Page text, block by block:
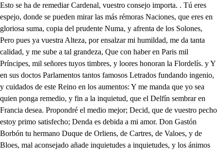
Esto se ha de remediar Cardenal, vuestro consejo importa. . Tú eres espejo, donde se pueden mirar las más rémoras Naciones, que eres en gloriosa suma, copia del prudente Numa, y afrenta de los Solones, Pero pues ya vuestra Alteza, por ensalzar mi humildad, me da tanta calidad, y me sube a tal grandeza, Que con haber en Paris mil Príncipes, mil señores tuyos timbres, y loores honoran la Flordelís. y Y en sus doctos Parlamentos tantos famosos Letrados fundando ingenio, y cuidados de este Reino en los aumentos: Y me manda que yo sea quien ponga remedio, y fin a la inquietud, que el Delfín sembrar en Francia desea. Propondré el medio mejor; Decid, que de vuestro pecho estoy primo satisfecho; Denda es debida a mi amor. Don Gastón Borbón tu hermano Duque de Orliens, de Cartres, de Valoes, y de Bloes, mal aconsejado añade inquietudes a inquietudes, y los ánimos leales de los señores de Francia con mil promesas combate. Da por razones, que yo con la merced que me haces, me he apoderado de Francia, y él con ser Delfín, e Infante, vive con tan poca renta, que no la juzga bastante para poder sustentar Sabuesos, y Girifaltes. Que porque siendo tu hermano, si en los Príncipes de sangre tantos oficios empleas, tantos gobiernos repartes. lamás su persona ocupas, esta es la queja más grande, Seneca te llama el Orbe, causa ha de haber, tú la sabes. Dace también, que la ausencia de nuestra Reina, y tu madre da ocasión a que recele tiranas autoridades. De mí porque en ser valido un hombre, aunque imite a un Ángel, es el imán de los odios, y de las quejas de Atlante. Por esto, con sediciosos a tu Cetro desleales, partió a Lorena, y su Duque fiestas propone Reales. Ricos convites le sirve, vistosos festines le hace, mas en decirle a que viene, perdieron las amistades Viendo Mosiur, que en Lorena ni ajusta seguridades, ni sus pretensiones logra, dio la vuelta para Flandes. E intenta que los rebeldes, favoreciendo su parte, por Campaña, y Picardia, sértiles campiñas talen. Y que los fuertes caballos, que en Haya, y en Frisa pacen, hebiesen en Luera, y Sena los fugitivos cristales. Y aunque le has llamado tú, y con cartas tan amables, que entiendo vencer pudieran corazón menos de jaspe. Incrédulo a tus promesas, a caricias arrogante, obstinado en su porfía, ciego a tan claras verdades. Sordo se muestra al consejo, a los precipicios fácil, a los engaños resuelto, y a los conciertos instable. No dice, que contra ti riguroso ha de mostrarse, que conmigo solamente ha propuesto enemistades. Que si prevenciones busca, que si alista Capitanes, son contra el poder que tengo prudentes seguridades. Mil, y quinientos caballos ahora de Flandes trae, carabinas, y corazas, alentados, y galanes. En los confines de Francia, donde el Piríneo Gigante, es Atalaya del cielo, frondosa valla del aire. Mineral mayor de Europa, Promontorio de Arrayanes, primer visita del Sol, que esto alcanza por ser grande. En el fértil Languédoe, donde el Duque Memoransí es Virrey, allí pretende, que ha de asentar sus reales. Dicen que el Duque le alienta, y que ya muchas Ciudades a su devoción se rinden a ejemplo de Besiés, y Albí. La Guiena alboro tada nos promete novedades, el Duque, en Tolosa tiene amigos particulares. Todas estas prevenciones son a tu Corona ultraje, y ya es forzoso que uses de medios menos suaves. Este fuego que hoy empieza, será posible que abrase a Francia, si como sabio no dispones atajarle: Príncipes tienes prudentes, que podrán aconsejarte, desvanece estos intentos, templa tan fiero coraje. Enfrena estas rebeldías, obstinaciones abate, y admírete la campaña, fuerte Adonis, galán Marte. Esta es la tercera vez, que es ingrato a tus piedades, y solícito procura sediciones populares. Dispon lo que conviniere, no es justo que lo dilates, que si das lugar al tiempo, no ha de poder remediarse. Cardenal, de ese talento ya tengo pruebas lustantes, porque en todas mis empresas vuestro norte ha de guiarme. Qué hiciera yo sin Herman de Ruchilí, mi Almirante, por quien Francia reconoce honrosas prosperidades. General de mis armadas, con púrpura rozogante habéis sido mi defensa, y en la Paz lano constante, Por la pluma, y por la espada no hay Herman quien os iguale, y a no ser Rey, estimara por grandes felicidades ser vos. . Señor, tal favor, Esto deberé a mi madre, después del ser que me dio, por ella (dicha notable) sois mi valido, y amigo, y así es bien determinarse por vuestro sabio consejo esta acción. . Señor, no agravies estos Príncipes, que pueden mas sabios aconsejarte. De todos tenéis seguras, Cardenal las voluntades. Pues, señor, lo que os importa es, que el Conde Cambert marche con el terció de las guardas, y que procure excusarse Hacer guerra declarada por el peligroso lance, que la vida de Monsiur, no es razón aventurarse. Soldado es el Conde, bien Ingalaterra lo sabe: y pues vuestra Majestad le conoce incontrastable, puede fiar de sus bríos la empresa. . Parto al instante, y vuestra Eminencia puede del cuidado asegurarse. El Mariscal de la Forza puede estorbar, que no pasen por Rosellón a Narbona los Españoles Infantes. Lleve el tercio de Campaña. Seguro puede fiarme su Majestad esta empresa. Señor, esto es importante. Todo es y el cielo el cuidado os pague con que seráis mi persona Cuande llegas a emplearme; premias Señor mis servicios, el cielo gran Luis reguarde para postrar los rebeldes, y ensalzar mis humildades, Qué escriben de Tolosa? Doque de Memoransí, que es forzosa vuestra persona que el estar presente podrá alevtar a la plebeya gente, pues ya los Caballeros a mi servicio ofrecen sus aceros. Si Tolosa se rinde Francia será de tu valor trofeo desde los Alpes hasta el Pirineo; animate Señor, porque en mi espada tu dicha está cifrada, que mientras yo te sirva, un Cardenal no puede a ti ofenderte, ni dos, ni cuatro ese temor destierra, aunque el conclave quiera hacerte guerra. Este puesto es seguro, y fértil la campaña a donde espero algún favor de España, también iugalaterra promete hacerle guerra por Bretana, y Cales, de quien confío, que hará con belicosos ardimientos felices mis intentos. Vuestra Alteza conozca, que tiene en este brazo sin segundo todo el poder del mundo; y así no solicite para tampoca hazaña baje el Ingles, infantería de España; ni tropas de Alemanes, que alisten nuestros rojos tafetanes, pues todo en la ocasión no importa nada si le falta mi espada, porque en ella interesa hacer posible esta imposible empresa. orriendo vengo a buscarte que te traigo unas nú V poro más dulces, que el Alaje sabe, que Clorinda. porque Don Gastón te mira. Duqué qué nuevas son estas? Este Señor es un loco dirá alguna impertinencia. Llega. . Llego. Aprisa. . A espacio hechas ya las reverencias, que acosumbran los Biarneses, cuando salen de su tierra. Si no merezco el zaparo deme Señor vuestra Alteza a besar su Ponleví, rosa, cordovan, o suela. ̱. Cómo te llamas? . Bretón, noble estirpe, gran talea, porque fueron mis abuelos bretones de la Cuarisma. Se que vuestra Alteza hace. a sangre, y fuego la guerra, y vengo a ofrecerme yo a tan peligrosa empresa. ̱. Sois soldado? ̱. Y fui quebrado, Francia es empresa pequeña no hay para quince minutos si me enojo. . Calla bestia. e. Callo bestia. ̱. Dejad Duque, que gusto que me divierta. u. Si vuestra Alteza Señor a este su Bietón emplea puede conquistar a España. Y tenéis noticia de ella? Toda la he medido a cuartas. ̱.Tiene España muchas fuerzas? pocas. . Aragón es fácila Tiene dos fuerzas que apuestan unfar de Francia, y del mundo. ̱. Esta es noticia diversa sela que tengo aprendida, islo por Santa Elena, por el Castillo de Jaca, o subiendo por Brañeras los de Benasque. . Señor poco vuestra Alteza acierta, Dos fuerzas tiene Arazón, que jamás furia Francesa podrá rendillas. Qué dices? Señor la verdad es esta. Cómo esas plazas se llaman? Longares, y Cariñena. Calla loco . Y es notorio, que cuantos Franceses llegan por valientes, y alentados que fueren, rendidos quedan. Tan valientes son sus hijos? Tienen Señor grandes fuerzas. Bien lo saben los Tudescos, que acompañaban al César invicto. Archiduque de Austria, que dijeron, y hoy confiesan, que a todos pudo rendillos el valor de Cariñena. Esos valientes bretón como se apellidan. . Beunas, claretes, tintos, raspados, y otros muchos que se emplean en luchar. . Cómo Bretón? Echa los hombres por tierra. Gracia ha tenido notable, habéis estado en Valencia. Sí señor. . Es buen lugar. El peor de España. . Es necia esa opinión, cuando todos por el mejor le celebran. Nunca lugares de fruta me agradan pero allí cerca hay otra Villa mejor. Es Alicante o es Denía? No es si no Vinicarlo opinión segura, y cierta muchos Doctores me escuchan, que espero que la defiendan, y yo basto, porque yo Si da atención vuestra Alteza a este ignorante. . Sabrá las más famosas bodegas, que ilustran la insigne España, envidia de Candia, y Grecia. Yo te haré dar dos vestidos, Bretón, porque me diviertas. Los vestidos te perdono, dame Argen para que beba, que me abriga andar en cueros mas que la grana, y la selpa. Di que te den cien pistolas. Vivas los años de aquella Ave, que vive, y revive, que Fénix es, cosa vieja. Qué hay de Clorinda Bretón? Qué celosa, como necia, y necia al fin como amante, porque la fama parlera, le dijo, que tú, y el Duque, con amorosas finezas galanteáis dos hermanas: a su viejo padre ruega, que la case con un hombre, porque con dos no pudiera. Esto dijo ayer Clorinda, Lunes, el dote conciertan, el Martes se dan las manos, y el Miércoles (por bien sea) amanece ya preñada de nueve tardas, y media, mas de lo que tú has gastado, porque llevo yo la cuenta. Jueves, las novenas hace, Viernes, la partera llevan; y el Sabado, pare un niño, y entre burlas, o entre verás, le ha de decir al marido, lástima es que tuyo sea; no es tuyo, no, que es de un Don y burlona, y lisonjera le engaña con la verdad. Burlas. . La verdad es esta Si está casada Clorinda, no hay seguridad que pueda defender a mi ribal, dame un caballo, que intenta mi celoso desatino castiga